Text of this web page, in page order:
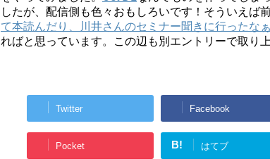
したが、配信側も色々おもしろいです！そういえば
て本読んだり、川井さんのセミナー聞きに行ったなぁ
ればと思っています。この辺も別エントリーで取り
Twitter Facebook
Pocket B! はてブ